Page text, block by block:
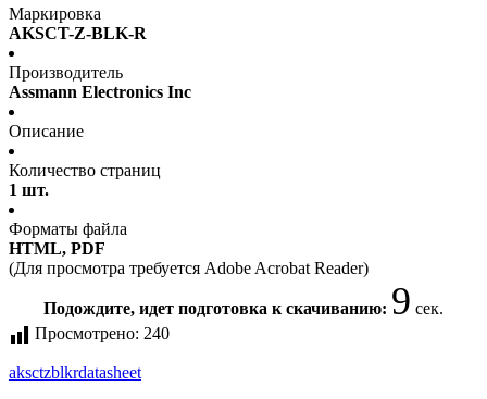
Маркировка
AKSCT-Z-BLK-R
Производитель
Assmann Electronics Inc
Описание
Количество страниц
1 шт.
Форматы файла
HTML, PDF
(Для просмотра требуется Adobe Acrobat Reader)
Подождите, идет подготовка к скачиванию: 9 сек.
Просмотрено: 240
aksctzblkrdatasheet